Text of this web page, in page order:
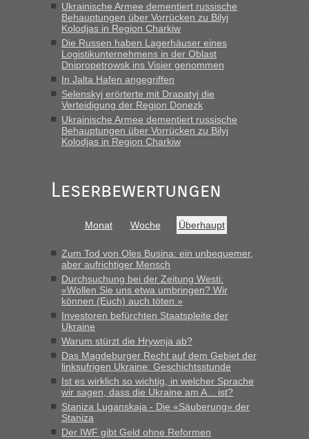
Berichte und Reisetipps • Re: An welchem
Grenzübergang zwischen Polen und der Ukraine geht es am
schnellsten?
„Wir sind mit unserem Wohnmobil, wie geplant am Montag
15.6. in Krakovets rüber. Sehr zeitig los gegen 5 Uhr in der
Früh. Mit sehr sehr wenig Verkehr, super bis zur Grenze. Nur
8 PKW vor der Schranke....“
inBerichte und Reisetipps • Re: An welchem
Grenzübergang zwischen Polen und der Ukraine geht es am
in Krakowez mit dem Kleinbus. Abfertigung ging dann
schnell da auch Passagiere mit EU-Pass dabei waren“
Berichte und Reisetipps • Re: An welchem
Grenzübergang zwischen Polen und der Ukraine geht es am
schnellsten?
„Bin am Montag 15.6.26 um 8 Uhr in Urgyniw ausgereist,
das erste Mal an einem Montagmorgen ca. 15 Fahrzeuge
vor mir, bin sonst der Erste oder Zweite, egal, nach ca 20
Minuten wurde dann die nächste Welle...“
Berichte und Reisetipps • Re: An welchem
Grenzübergang zwischen Polen und der Ukraine geht es am
schnellsten?
„Derzeit, ist es überall sehr voll an den Grenzen Ukraine/
Polen. Zb. Krakovets 100 PKW ca. 10 h Wartezeit. Wollen
Montag rüber, versuchen es sehr früh.“
Ukrainische Armee dementiert russische
Behauptungen über Vorrücken zu Bilyj
Kolodjas in Region Charkiw
Die Russen haben Lagerhäuser eines
Logistikunternehmens in der Oblast
Dnipropetrowsk ins Visier genommen
In Jalta Hafen angegriffen
Selenskyj erörterte mit Drapatyj die
Verteidigung der Region Donezk
Ukrainische Armee dementiert russische
Behauptungen über Vorrücken zu Bilyj
Kolodjas in Region Charkiw
Leserbewertungen
Monat Woche Überhaupt
Zum Tod von Oles Busina: ein unbequemer,
aber aufrichtiger Mensch
Durchsuchung bei der Zeitung Westi:
«Wollen Sie uns etwa umbringen? Wir
können (Euch) auch töten.»
Investoren befürchten Staatspleite der
Ukraine
Warum stürzt die Hrywnja ab?
Das Magdeburger Recht auf dem Gebiet der
linksufrigen Ukraine: Geschichtsstunde
Ist es wirklich so wichtig, in welcher Sprache
wir sagen, dass die Ukraine am A... ist?
Staniza Luganskaja - Die «Säuberung» der
Staniza
Der IWF gibt Geld ohne Reformen